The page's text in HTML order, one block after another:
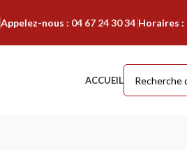
Appelez-nous : 04 67 24 30 34 Horaires :
ACCUEIL